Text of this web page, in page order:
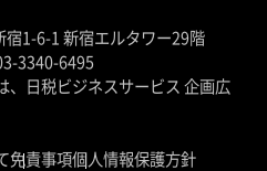
1-6-1 新宿エルタワー29階
3340-6495
、日税ビジネスサービス 企画広
免責事項個人情報保護方針